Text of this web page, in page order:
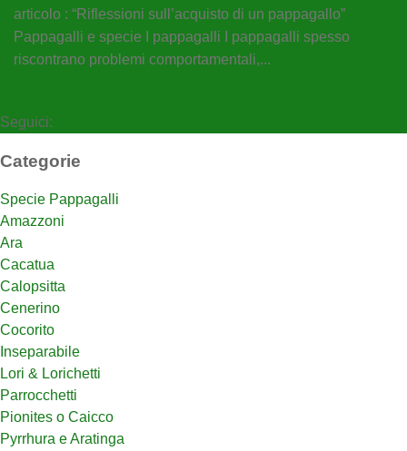
articolo : “Riflessioni sull’acquisto di un pappagallo”
Pappagalli e specie I pappagalli I pappagalli spesso
riscontrano problemi comportamentali,...
Seguici:
Categorie
Specie Pappagalli
Amazzoni
Ara
Cacatua
Calopsitta
Cenerino
Cocorito
Inseparabile
Lori & Lorichetti
Parrocchetti
Pionites o Caicco
Pyrrhura e Aratinga